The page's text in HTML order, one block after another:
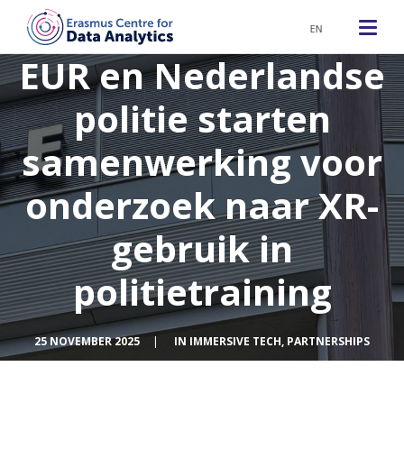
EUR en Nederlandse
politie starten
samenwerking voor
onderzoek naar XR-
gebruik in
politietraining
25 NOVEMBER 2025 | IN IMMERSIVE TECH, PARTNERSHIPS
EN